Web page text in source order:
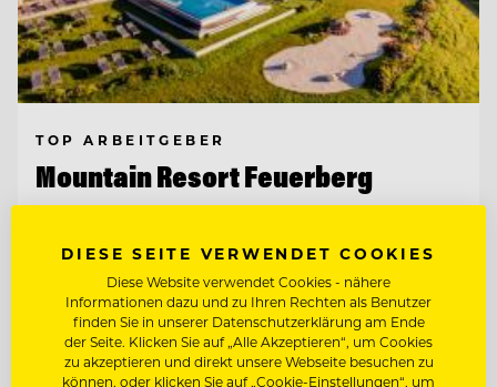
TOP ARBEITGEBER
Mountain Resort Feuerberg
9551 Bodensdorf, Ossiacher See, Österreich
CHEF DE PARTIE
DIESE SEITE VERWENDET COOKIES
Diese Website verwendet Cookies - nähere
Informationen dazu und zu Ihren Rechten als Benutzer
finden Sie in unserer Datenschutzerklärung am Ende
der Seite. Klicken Sie auf „Alle Akzeptieren“, um Cookies
zu akzeptieren und direkt unsere Webseite besuchen zu
können, oder klicken Sie auf „Cookie-Einstellungen“, um